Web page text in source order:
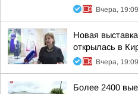
Вчера, 19:09
Новая
открылась в
Вчера, 19:09
Более 2400